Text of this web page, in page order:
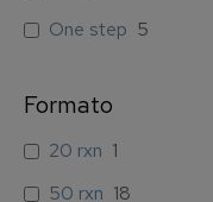
One step 5
Formato
20 rxn 1
50 rxn 18